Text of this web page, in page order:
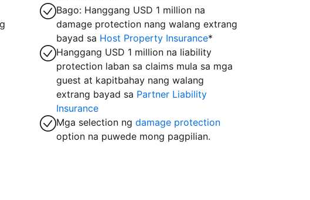
Bago: Hanggang USD 1 million na
damage protection nang walang extrang
bayad sa Host Property Insurance*
Hanggang USD 1 million na liability
protection laban sa claims mula sa mga
guest at kapitbahay nang walang
extrang bayad sa Partner Liability
Insurance
Mga selection ngdamage protection
option na puwede mong pagpilian.